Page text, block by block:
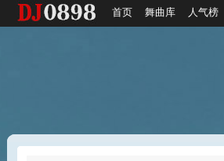
首页 舞曲库 人气榜